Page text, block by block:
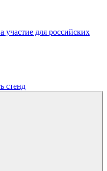
участие для российских
стенд